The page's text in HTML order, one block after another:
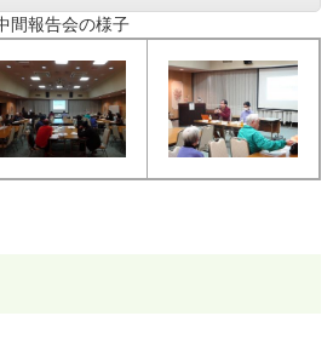
間報告会の様子